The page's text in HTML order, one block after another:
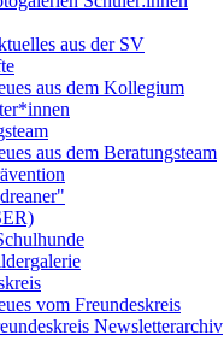
aus der SV
aus dem Kollegium
aus dem Beratungsteam
vom Freundeskreis
Newsletterarchiv